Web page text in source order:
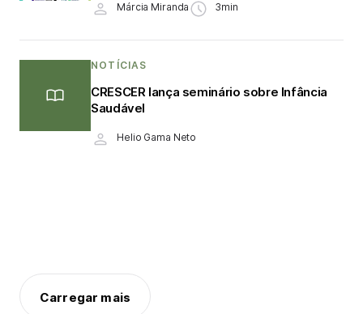
Márcia Miranda 3min
NOTÍCIAS
CRESCER lança seminário sobre Infância
Saudável
Helio Gama Neto
Carregar mais